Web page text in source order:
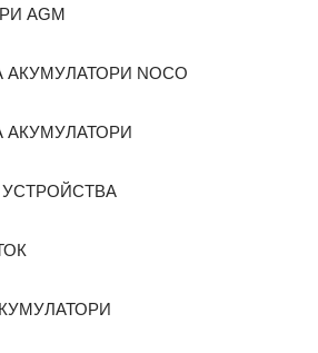
AGM
АКУМУЛАТОРИ NOCO
АКУМУЛАТОРИ